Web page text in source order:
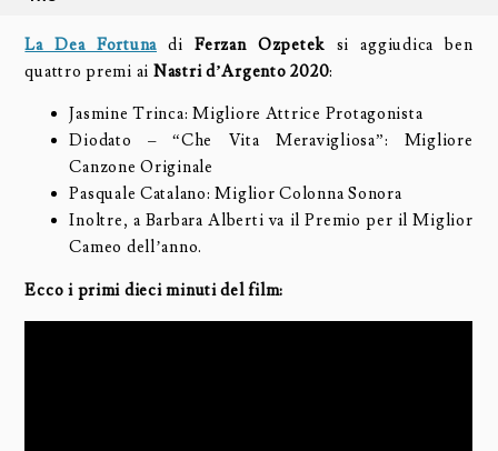
La Dea FortunadiFerzan Ozpetek si aggiudica ben
quattro premi ai Nastri d’Argento 2020:
Jasmine Trinca: Migliore Attrice Protagonista
Diodato – “Che Vita Meravigliosa”: Migliore
Canzone Originale
Pasquale Catalano: Miglior Colonna Sonora
Inoltre, a Barbara Alberti va il Premio per il Miglior
Cameo dell’anno.
Ecco i primi dieci minuti del film: